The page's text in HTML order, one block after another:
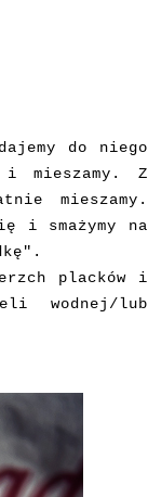
do niego
mieszamy. Z
mieszamy.
i smażymy na
placków i
wodnej/lub